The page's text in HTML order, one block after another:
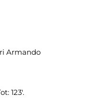
Armando
123′.